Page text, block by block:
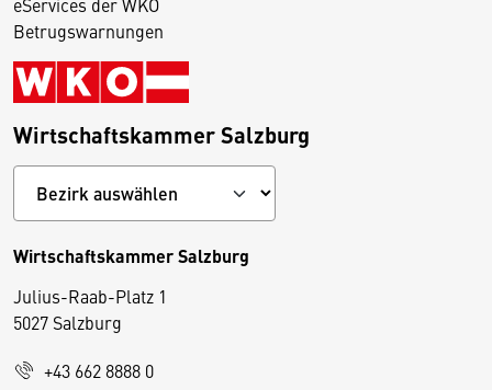
Betrugswarnungen
Wirtschaftskammer Salzburg
Wirtschaftskammer Salzburg
Julius-Raab-Platz 1
5027 Salzburg
+43 662 8888 0
D